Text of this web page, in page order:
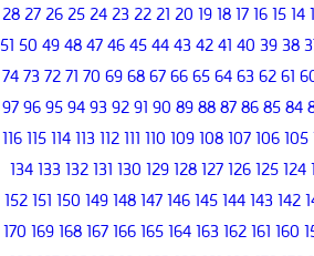
14
15
16
17
18
19
20
21
22
23
24
25
26
27
28
38
39
40
41
42
43
44
45
46
47
48
49
50
51
61
62
63
64
65
66
67
68
69
70
71
72
73
74
84
85
86
87
88
89
90
91
92
93
94
95
96
97
105
106
107
108
109
110
111
112
113
114
115
116
124
125
126
127
128
129
130
131
132
133
134
142
143
144
145
146
147
148
149
150
151
152
160
161
162
163
164
165
166
167
168
169
170